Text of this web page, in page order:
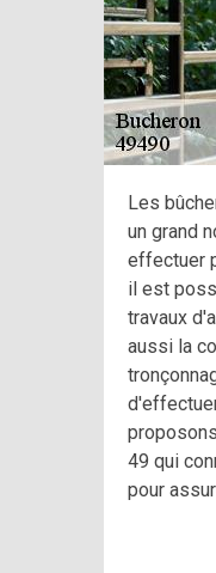
Les
un grand
effectuer
il est
travaux
aussi la
49 qui
pour